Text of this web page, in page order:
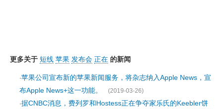
更多关于 短线 苹果 发布会 正在 的新闻
·苹果公司宣布新的苹果新闻服务，将杂志纳入Apple News，宣
布Apple News+这一功能。
(2019-03-26)
·据CNBC消息，费列罗和Hostess正在争夺家乐氏的Keebler饼